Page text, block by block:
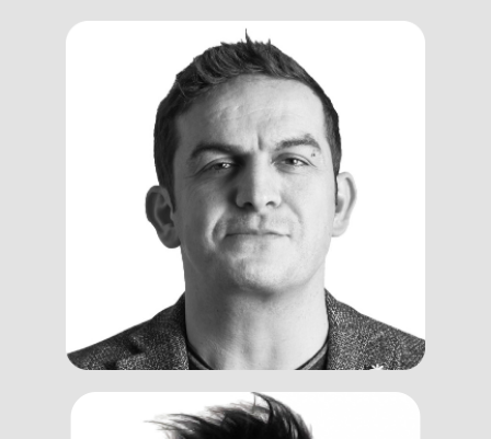
Alberto
Antonello
Brand Manager